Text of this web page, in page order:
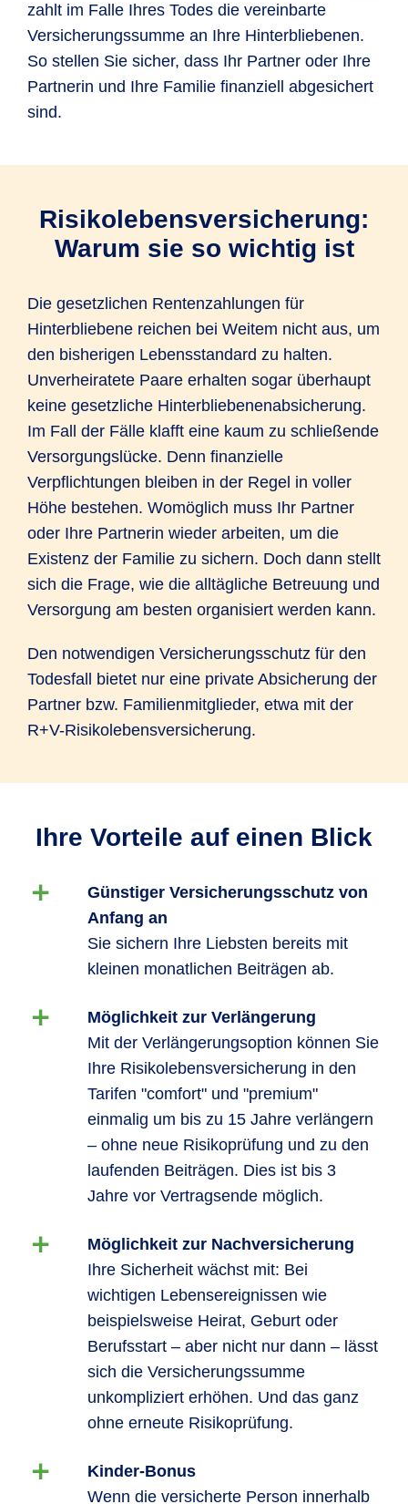
zahlt im Falle Ihres Todes die vereinbarte
Versicherungssumme an Ihre Hinterbliebenen.
So stellen Sie sicher, dass Ihr Partner oder Ihre
Partnerin und Ihre Familie finanziell abgesichert
sind.
Risikolebensversicherung:
Warum sie so wichtig ist
Die gesetzlichen Rentenzahlungen für
Hinterbliebene reichen bei Weitem nicht aus, um
den bisherigen Lebensstandard zu halten.
Unverheiratete Paare erhalten sogar überhaupt
keine gesetzliche Hinterbliebenenabsicherung.
Im Fall der Fälle klafft eine kaum zu schließende
Versorgungslücke. Denn finanzielle
Verpflichtungen bleiben in der Regel in voller
Höhe bestehen. Womöglich muss Ihr Partner
oder Ihre Partnerin wieder arbeiten, um die
Existenz der Familie zu sichern. Doch dann stellt
sich die Frage, wie die alltägliche Betreuung und
Versorgung am besten organisiert werden kann.
Den notwendigen Versicherungsschutz für den
Todesfall bietet nur eine private Absicherung der
Partner bzw. Familienmitglieder, etwa mit der
R+V-Risikolebensversicherung.
Ihre Vorteile auf einen Blick
Günstiger Versicherungsschutz von
Anfang an
Sie sichern Ihre Liebsten bereits mit
kleinen monatlichen Beiträgen ab.
Möglichkeit zur Verlängerung
Mit der Verlängerungsoption können Sie
Ihre Risikolebensversicherung in den
Tarifen "comfort" und "premium"
einmalig um bis zu 15 Jahre verlängern
– ohne neue Risikoprüfung und zu den
laufenden Beiträgen. Dies ist bis 3
Jahre vor Vertragsende möglich.
Möglichkeit zur Nachversicherung
Ihre Sicherheit wächst mit: Bei
wichtigen Lebensereignissen wie
beispielsweise Heirat, Geburt oder
Berufsstart – aber nicht nur dann – lässt
sich die Versicherungssumme
unkompliziert erhöhen. Und das ganz
ohne erneute Risikoprüfung.
Kinder-Bonus
Wenn die versicherte Person innerhalb